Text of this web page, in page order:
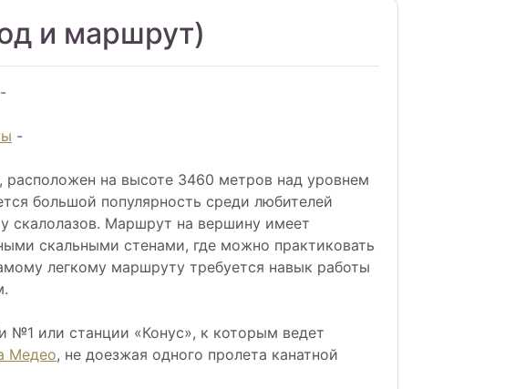
и маршрут)
-
-
расположен на высоте 3460 метров над уровнем
большой популярность среди любителей
скалолазов. Маршрут на вершину имеет
скальными стенами, где можно практиковать
легкому маршруту требуется навык работы
№1 или станции «Конус», к которым ведет
Медео, не доезжая одного пролета канатной